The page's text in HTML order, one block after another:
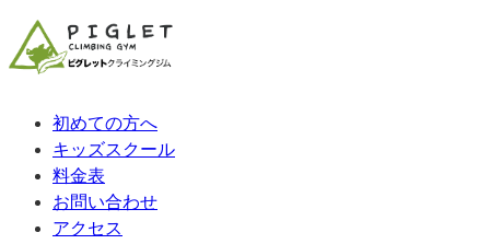
初めての方へ
キッズスクール
料金表
お問い合わせ
アクセス